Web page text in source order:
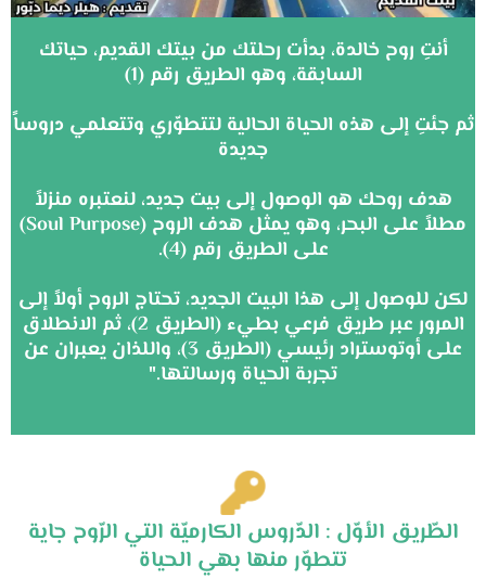
أنتِ روح خالدة، بدأت رحلتك من بيتك القديم، حياتك
السابقة، وهو الطريق رقم (1)
ثم جئتِ إلى هذه الحياة الحالية لتتطوّري وتتعلمي دروساً
جديدة
هدف روحك هو الوصول إلى بيت جديد، لنعتبره منزلاً
مطلاً على البحر، وهو يمثل هدف الروح (Soul Purpose)
على الطريق رقم (4).
لكن للوصول إلى هذا البيت الجديد، تحتاج الروح أولاً إلى
المرور عبر طريق فرعي بطيء (الطريق 2)، ثم الانطلاق
على أوتوستراد رئيسي (الطريق 3)، واللذان يعبران عن
تجربة الحياة ورسالتها."
الطّريق الأوّل : الدّروس الكارميّة التي الرّوح جاية
تتطوّر منها بهي الحياة